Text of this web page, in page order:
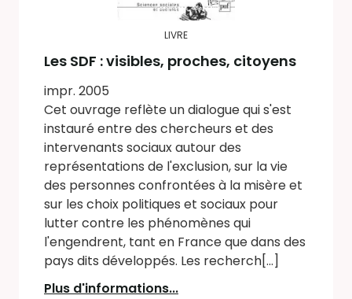
LIVRE
Les SDF : visibles, proches, citoyens
impr. 2005
Cet ouvrage reflète un dialogue qui s'est
instauré entre des chercheurs et des
intervenants sociaux autour des
représentations de l'exclusion, sur la vie
des personnes confrontées à la misère et
sur les choix politiques et sociaux pour
lutter contre les phénomènes qui
l'engendrent, tant en France que dans des
pays dits développés. Les recherch[...]
Plus d'informations...